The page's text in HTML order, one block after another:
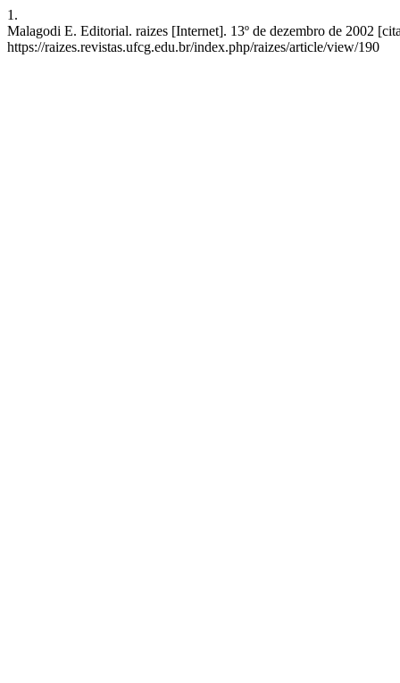
1.
Malagodi E. Editorial. raizes [Internet]. 13º de dezembro de 2002
https://raizes.revistas.ufcg.edu.br/index.php/raizes/article/view/190